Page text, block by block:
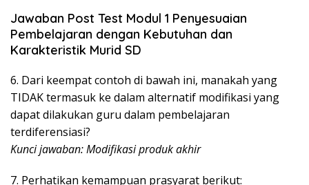
Jawaban Post Test Modul 1 Penyesuaian
Pembelajaran dengan Kebutuhan dan
Karakteristik Murid SD
6. Dari keempat contoh di bawah ini, manakah yang
TIDAK termasuk ke dalam alternatif modifikasi yang
dapat dilakukan guru dalam pembelajaran
terdiferensiasi?
Kunci jawaban: Modifikasi produk akhir
7. Perhatikan kemampuan prasyarat berikut: